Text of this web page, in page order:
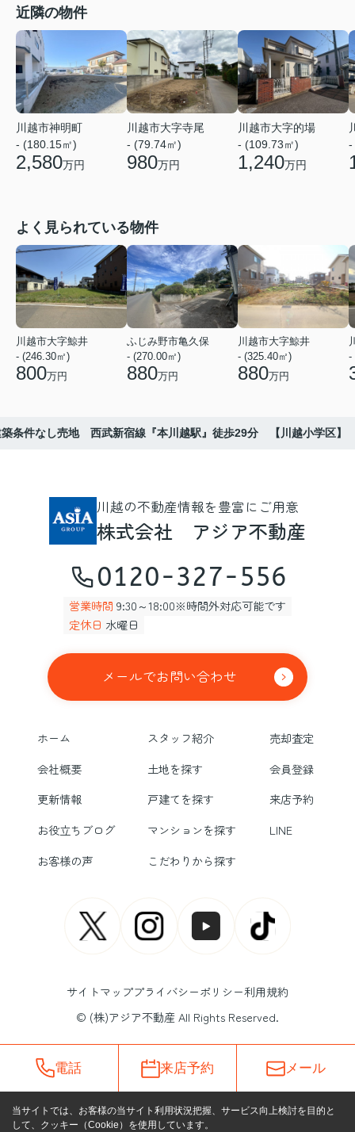
近隣の物件
川越市神明町
- (180.15㎡)
2,580万円
川越市大字寺尾
- (79.74㎡)
980万円
川越市大字的場
- (109.73㎡)
1,240万円
-
よく見られている物件
川越市大字鯨井
- (246.30㎡)
800万円
ふじみ野市亀久保
- (270.00㎡)
880万円
川越市大字鯨井
- (325.40㎡)
880万円
-
条件なし売地 西武新宿線『本川越駅』徒歩29分 【川越小学区】
川越の不動産情報を豊富にご用意
株式会社 アジア不動産
0120-327-556
営業時間 9:30～18:00※時間外対応可能です
定休日 水曜日
メールでお問い合わせ
ホーム スタッフ紹介
売却査定
会社概要
土地を探す
会員登録
更新情報
戸建てを探す
来店予約
お役立ちブログ
マンションを探す
LINE
お客様の声
こだわりから探す
サイトマッププライバシーポリシー利用規約
© (株)アジア不動産 All Rights Reserved.
電話 来店予約 メール
当サイトでは、お客様の当サイト利用状況把握、サービス向上検討を目的と
して、クッキー（Cookie）を使用しています。